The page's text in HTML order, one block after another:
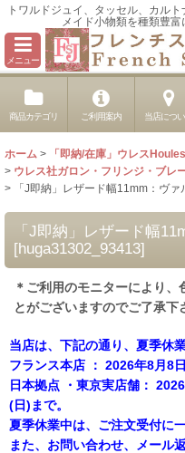
トワルドジュイ、タッセル、カル
メイド小物類を種類豊
メニュー
商品カテゴリ ご利用案内 当店につ
ホーム >
「即納/在庫」ウレス
> ウレス社ガロン・フリンジ・ブレ
>
「J即納」レザード幅11mm：ヴ
「J即納」レザード幅
[huga31302_93413]
＊ご利用のモニターにより
とがございますのでご了承下
当店は、下記の通り、夏季休
フランス本店 ： 2026年8月8
日本拠点 ・東京実店舗：
(日)まで。
夏季休業中は、ご注文受付に
また、お問い合わせ、メール